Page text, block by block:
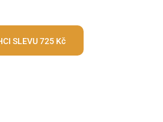
SLEVU 725 Kč